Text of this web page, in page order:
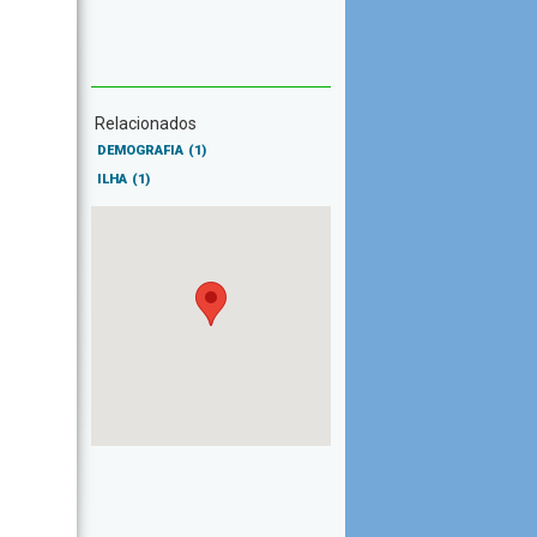
Relacionados
DEMOGRAFIA (1)
ILHA (1)